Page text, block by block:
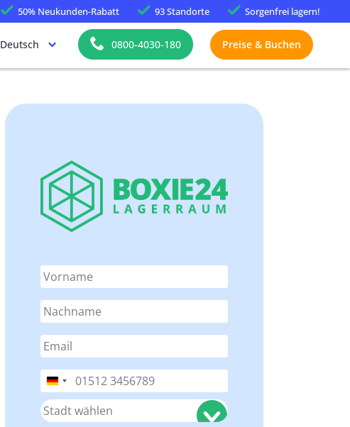
50% Neukunden-Rabatt 93 Standorte Sorgenfrei lagern!
Deutsch 0800-4030-180 Preise & Buchen
Deutschland
+49